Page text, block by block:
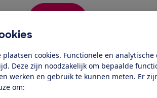
plaatsen cookies. Functionele en analytische
Deze zijn noodzakelijk om bepaalde
werken en gebruik te kunnen meten. Er
om: